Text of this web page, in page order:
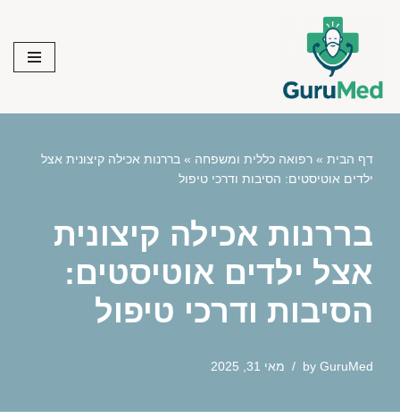
content
דף הבית » רפואה כללית ומשפחה » בררנות אכילה קיצונית אצל
ילדים אוטיסטים: הסיבות ודרכי טיפול
בררנות אכילה קיצונית
אצל ילדים אוטיסטים:
הסיבות ודרכי טיפול
by GuruMed מאי 31, 2025